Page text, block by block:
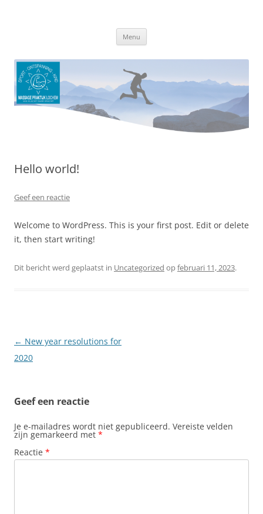
Menu
Hello world!
Geef een reactie
Welcome to WordPress. This is your first post. Edit or delete
it, then start writing!
Dit bericht werd geplaatst in Uncategorized opfebruari 11, 2023.
Berichtnavigatie
← New year resolutions for
2020
Geef een reactie
Je e-mailadres wordt niet gepubliceerd. Vereiste velden
zijn gemarkeerd met *
Reactie *